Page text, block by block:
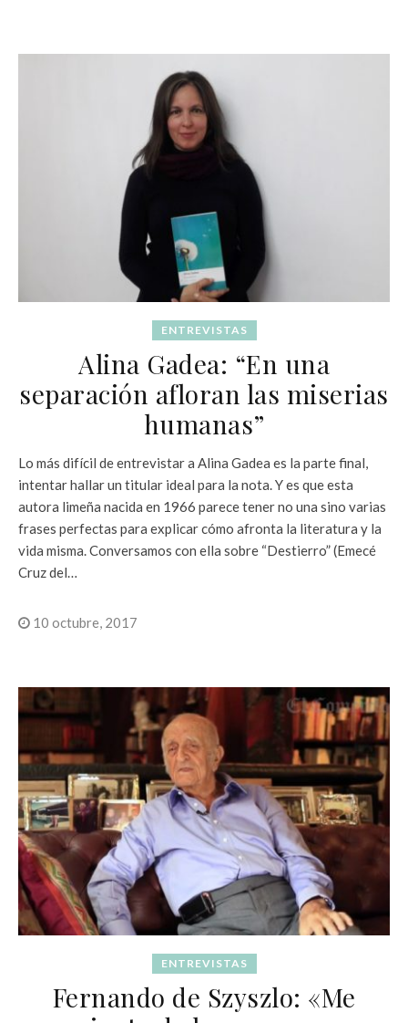
ENTREVISTAS
Alina Gadea: “En una
separación afloran las miserias
humanas”
Lo más difícil de entrevistar a Alina Gadea es la parte final,
intentar hallar un titular ideal para la nota. Y es que esta
autora limeña nacida en 1966 parece tener no una sino varias
frases perfectas para explicar cómo afronta la literatura y la
vida misma. Conversamos con ella sobre “Destierro” (Emecé
Cruz del…
10 octubre, 2017
ENTREVISTAS
Fernando de Szyszlo: «Me